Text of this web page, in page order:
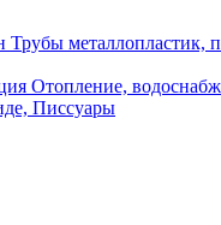
Трубы металлопластик,
Отопление,
Писсуары